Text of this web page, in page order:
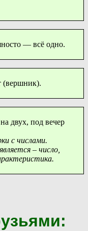
— всё одно.
(вершник).
двух, под вечер
с числами.
– число,